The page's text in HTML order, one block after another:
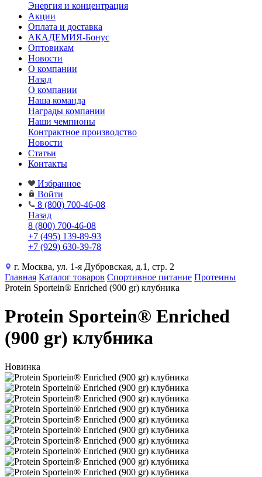
Энергия и концентрация
Акции
Оплата и доставка
АКАДЕМИЯ-Бонус
Оптовикам
Новости
О компании
Назад
О компании
Наша команда
Награды компании
Наши чемпионы
Контрактное производство
Новости
Статьи
Контакты
Избранное
Войти
8 (800) 700-46-08
Назад
8 (800) 700-46-08
+7 (495) 139-89-93
+7 (929) 630-39-78
г. Москва, ул. 1-я Дубровская, д.1, стр. 2
Главная Каталог товаров Спортивное питание Протеины
Protein Sportein® Enriched (900 gr) клубника
Protein Sportein® Enriched
(900 gr) клубника
Новинка